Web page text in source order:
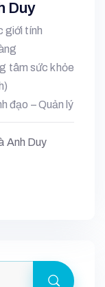
Duy
giới tính
tâm sức khỏe
đạo – Quản lý
Anh Duy